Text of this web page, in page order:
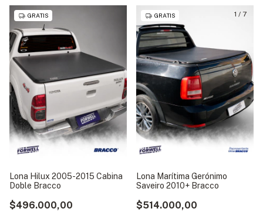
GRATIS
Lona Hilux 2005-2015 Cabina
Doble Bracco
$496.000,00
1 / 7
GRATIS
Lona Marítima Gerónimo
Saveiro 2010+ Bracco
$514.000,00